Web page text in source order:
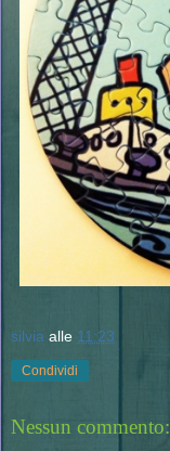
silvia alle 11:23
Condividi
Nessun commento: